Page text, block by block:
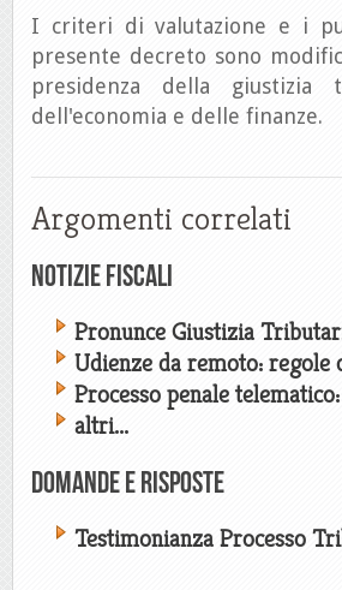
I criteri di valutazione e i
presente decreto sono
presidenza della
dell'economia e delle finanze.
Argomenti correlati
Notizie Fiscali
Pronunce Giustizia
Udienze da remoto: regole
Processo penale
altri...
Domande e risposte
Testimonianza Processo